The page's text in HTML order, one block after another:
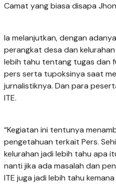
Camat yang biasa disapa
Ia melanjutkan, dengan
perangkat desa dan
lebih tahu tentang tugas dan
pers serta tupoksinya saat
jurnalistiknya. Dan para
ITE.
“Kegiatan ini tentunya
pengetahuan terkait Pers.
kelurahan jadi lebih tahu apa
nanti jika ada masalah dan
ITE juga jadi lebih tahu